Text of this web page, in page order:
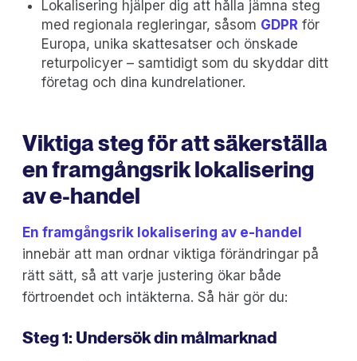
Lokalisering hjälper dig att hålla jämna steg
med regionala regleringar, såsom GDPR för
Europa, unika skattesatser och önskade
returpolicyer – samtidigt som du skyddar ditt
företag och dina kundrelationer.
Viktiga steg för att säkerställa
en framgångsrik lokalisering
av e-handel
En framgångsrik lokalisering av e-handel
innebär att man ordnar viktiga förändringar på
rätt sätt, så att varje justering ökar både
förtroendet och intäkterna. Så här gör du:
Steg 1: Undersök din målmarknad